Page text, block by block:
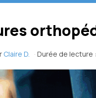
Claire D. · Durée de lecture